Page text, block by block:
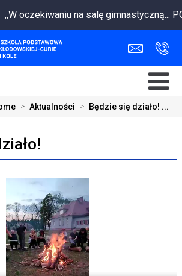
,,W oczekiwaniu na salę gimnastyczną...
> Aktualności > Będzie się działo! ...